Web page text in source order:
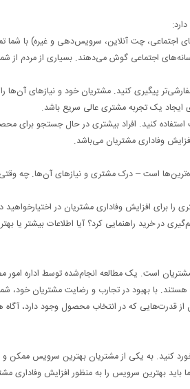
اجتماعی، چت آنلاین، سرویس‌دهی و غیره) با شما
اجتماعی گوش می‌دهند. بسیاری از مردم از شما
پیگیری کنید. مشتریان خود و نیازهای آن‌ها
یک تجربه مشتری عالی سریع باشد.
کنید. افراد بیشتری در حال جستجو برای
وفاداری مشتریان می‌باشد.
است – درک مشتری و نیازهای آن‌ها. چه
را برای افزایش وفاداری مشتریان در
در خرید راهنمایی کرد؟ آیا اطلاعات بیشتر یا
هستند. با بهبود در تجارب و رضایت مشتریان
از قدرت‌هایی که در انتخاب محصول وجود دارد،
کنید. به یکی از مشتریان بهترین سرویس ممکن
باید بهترین سرویس را به منظور افزایش وفاداری